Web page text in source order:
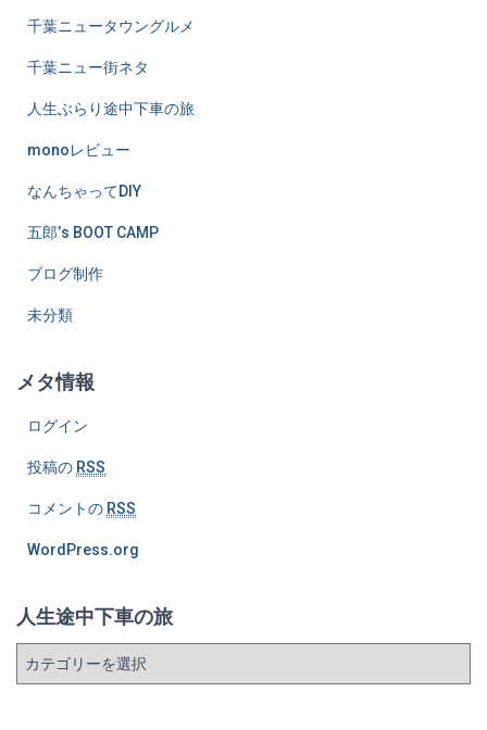
千葉ニュータウングルメ
千葉ニュー街ネタ
人生ぶらり途中下車の旅
monoレビュー
なんちゃってDIY
五郎’s BOOT CAMP
ブログ制作
未分類
メタ情報
ログイン
投稿の RSS
コメントの RSS
WordPress.org
人生途中下車の旅